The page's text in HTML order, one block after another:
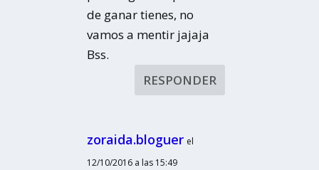
de ganar tienes, no
vamos a mentir jajaja
Bss.
RESPONDER
zoraida.bloguer el
12/10/2016 a las 15:49